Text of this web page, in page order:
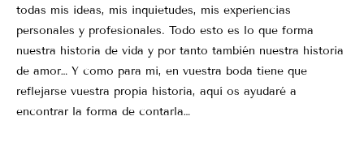
todas mis ideas, mis inquietudes, mis experiencias
personales y profesionales. Todo esto es lo que forma
nuestra historia de vida y por tanto también nuestra historia
de amor… Y como para mi, en vuestra boda tiene que
reflejarse vuestra propia historia, aquí os ayudaré a
encontrar la forma de contarla…